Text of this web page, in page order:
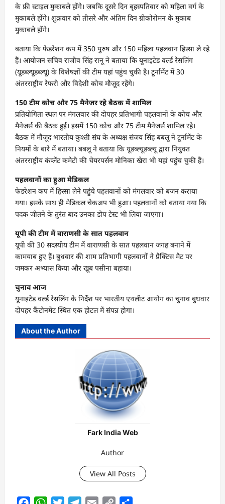
के फ्री स्टाइल मुकाबले होंगे। जबकि दूसरे दिन बृहस्पतिवार को महिला वर्ग के
मुकाबले होंगे। शुक्रवार को तीसरे और अंतिम दिन ग्रीकोरोमन के मुकाब
मुकाबले होंगे।
बताया कि फेडरेशन कप में 350 पुरुष और 150 महिला पहलवान हिस्सा ले रहे
हैं। आयोजन सचिव राजीव सिंह रानू ने बताया कि यूनाइटेड वर्ल्ड रेसलिंग
(यूडब्ल्यूडब्ल्यू) के विशेषज्ञों की टीम यहां पहुंच चुकी है। टूर्नामेंट में 30
अंतरराष्ट्रीय रेफरी और विदेशी कोच मौजूद रहेंगे।
150 टीम कोच और 75 मैनेजर रहे बैठक में शामिल
प्रतियोगिता स्थल पर मंगलवार की दोपहर प्रतिभागी पहलवानों के कोच और
मैनेजर्स की बैठक हुई। इसमें 150 कोच और 75 टीम मैनेजर्स शामिल रहे।
बैठक में मौजूद भारतीय कुश्ती संघ के अध्यक्ष संजय सिंह बबलू ने टूर्नामेंट के
नियमों के बारे में बताया। बबलू ने बताया कि यूडब्ल्यूडब्ल्यू द्वारा नियुक्त
अंतरराष्ट्रीय कंप्लेंट कमेटी की चेयरपर्सन मोनिका खेरा भी यहां पहुंच चुकी हैं।
पहलवानों का हुआ मेडिकल
फेडरेशन कप में हिस्सा लेने पहुंचे पहलवानों को मंगलवार को बजन कराया
गया। इसके साथ ही मेडिकल चेकअप भी हुआ। पहलवानों को बताया गया कि
पदक जीतने के तुरंत बाद उनका डोप टेस्ट भी लिया जाएगा।
यूपी की टीम में वाराणसी के सात पहलवान
यूपी की 30 सदस्यीय टीम में वाराणसी के सात पहलवान जगह बनाने में
कामयाब हुए हैं। बुधवार की शाम प्रतिभागी पहलवानों ने प्रैक्टिस मैट पर
जमकर अभ्यास किया और खूब पसीना बहाया।
चुनाव आज
यूनाइटेड वर्ल्ड रेसलिंग के निर्देश पर भारतीय एथलीट आयोग का चुनाव बुधवार
दोपहर कैंटोनमेंट स्थित एक होटल में संपन्न होगा।
About the Author
Fark India Web
Author
View All Posts